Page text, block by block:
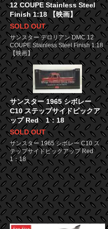
12 COUPE Stainless Steel
Finish 1:18 【映画】
SOLD OUT
サンスター デロリアン DMC 12
COUPE Stainless Steel Finish 1:18
【映画】
サンスター 1965 シボレー
C10 ステップサイドピックア
ップ Red 1：18
SOLD OUT
サンスター 1965 シボレー C10 ス
テップサイドピックアップ Red
1：18